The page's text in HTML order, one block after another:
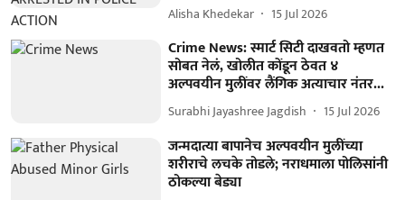
Alisha Khedekar 15 Jul 2026
Crime News: स्मार्ट सिटी दाखवतो म्हणत
सोबत नेलं, खोलीत कोंडून ठेवत ४
अल्पवयीन मुलींवर लैंगिक अत्याचार नंतर...
Surabhi Jayashree Jagdish 15 Jul 2026
जन्मदात्या बापानेच अल्पवयीन मुलींच्या
शरीराचे लचके तोडले; नराधमाला पोलिसांनी
ठोकल्या बेड्या